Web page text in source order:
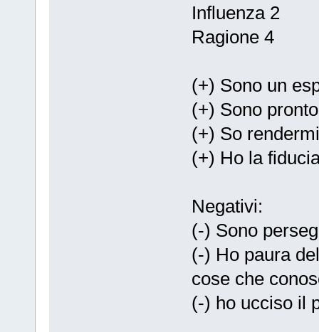
Influenza 2
Ragione 4
(+) Sono un
(+) Sono
(+) So
(+) Ho la
Negativi:
(-) Sono
(-) Ho paura
cose che
(-) ho ucciso il